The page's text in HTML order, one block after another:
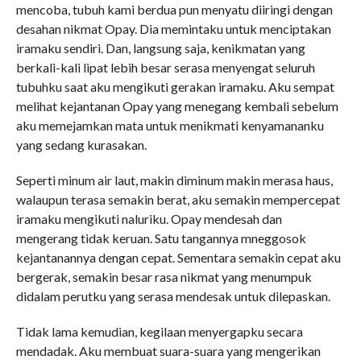
mencoba, tubuh kami berdua pun menyatu diiringi dengan
desahan nikmat Opay. Dia memintaku untuk menciptakan
iramaku sendiri. Dan, langsung saja, kenikmatan yang
berkali-kali lipat lebih besar serasa menyengat seluruh
tubuhku saat aku mengikuti gerakan iramaku. Aku sempat
melihat kejantanan Opay yang menegang kembali sebelum
aku memejamkan mata untuk menikmati kenyamananku
yang sedang kurasakan.
Seperti minum air laut, makin diminum makin merasa haus,
walaupun terasa semakin berat, aku semakin mempercepat
iramaku mengikuti naluriku. Opay mendesah dan
mengerang tidak keruan. Satu tangannya mneggosok
kejantanannya dengan cepat. Sementara semakin cepat aku
bergerak, semakin besar rasa nikmat yang menumpuk
didalam perutku yang serasa mendesak untuk dilepaskan.
Tidak lama kemudian, kegilaan menyergapku secara
mendadak. Aku membuat suara-suara yang mengerikan